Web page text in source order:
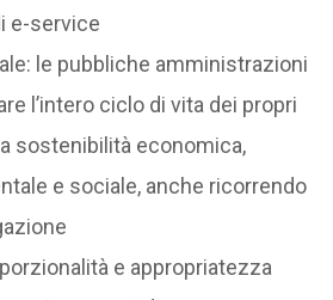
e-service
le pubbliche amministrazioni
l’intero ciclo di vita dei propri
sostenibilità economica,
e sociale, anche ricorrendo
e appropriatezza